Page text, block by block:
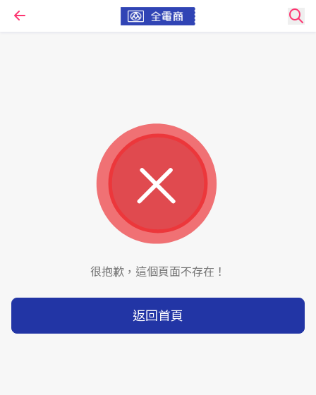
很抱歉，這個頁面不存在！
返回首頁